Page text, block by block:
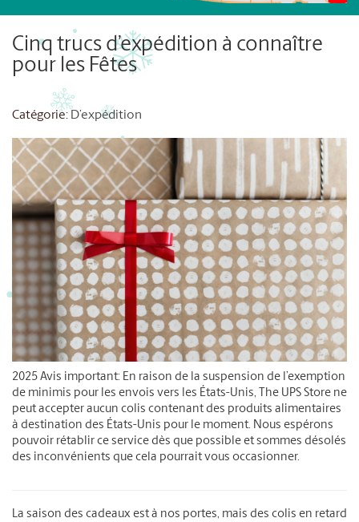
Cinq trucs d’expédition à connaître
pour les Fêtes
Catégorie: D’expédition
2025 Avis important: En raison de la suspension de l’exemption
de minimis pour les envois vers les États-Unis, The UPS Store ne
peut accepter aucun colis contenant des produits alimentaires
à destination des États-Unis pour le moment. Nous espérons
pouvoir rétablir ce service dès que possible et sommes désolés
des inconvénients que cela pourrait vous occasionner.
La saison des cadeaux est à nos portes, mais des colis en retard